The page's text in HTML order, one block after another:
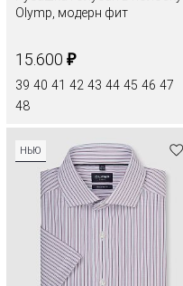
Olymp, модерн фит
15.600 ₽
39 40 41 42 43 44 45 46 47
48
НЬЮ